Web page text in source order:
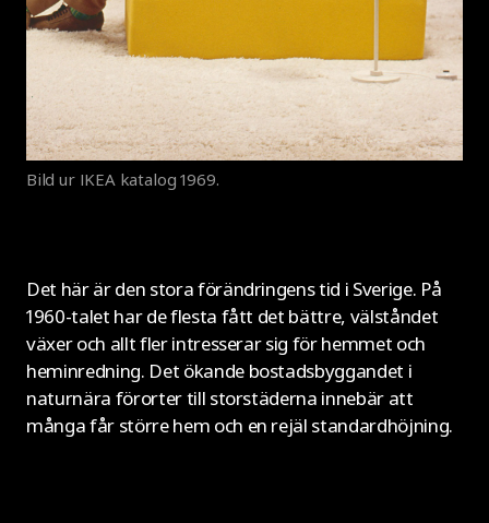
Bild ur IKEA katalog 1969.
Det här är den stora förändringens tid i Sverige. På
1960-talet har de flesta fått det bättre, välståndet
växer och allt fler intresserar sig för hemmet och
heminredning. Det ökande bostadsbyggandet i
naturnära förorter till storstäderna innebär att
många får större hem och en rejäl standardhöjning.